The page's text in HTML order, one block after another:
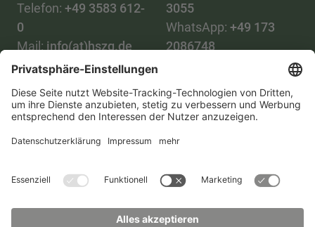
Telefon: +49 3583 612-
0
Mail: info(at)hszg.de
3055
WhatsApp: +49 173
2086748
Alle StudiengängeDatenschutz
ImpressumBarrierefreiheitPresse